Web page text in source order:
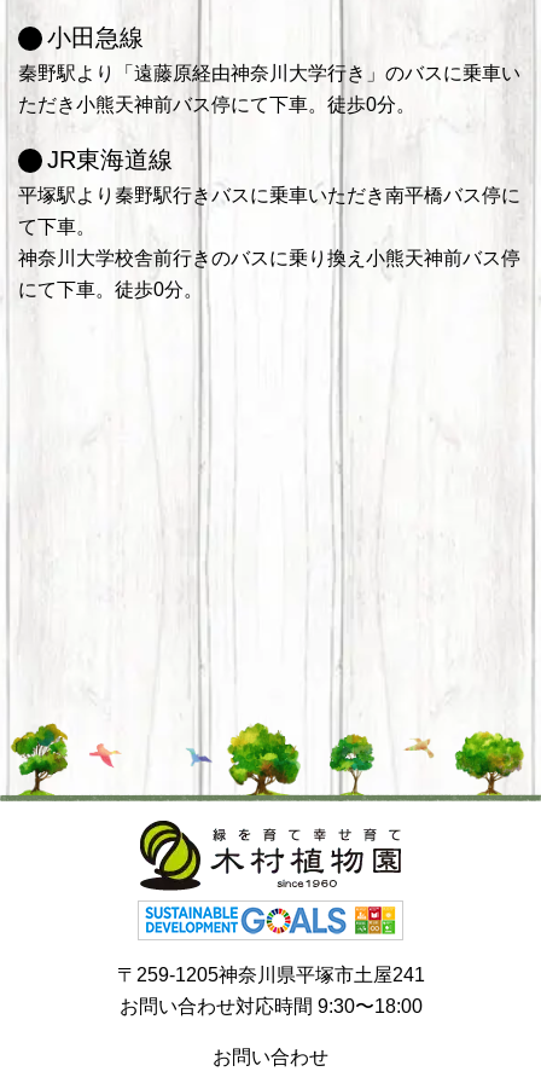
小田急線
秦野駅より「遠藤原経由神奈川大学行き」のバスに乗車い
ただき小熊天神前バス停にて下車。徒歩0分。
JR東海道線
平塚駅より秦野駅行きバスに乗車いただき南平橋バス停に
て下車。
神奈川大学校舎前行きのバスに乗り換え小熊天神前バス停
にて下車。徒歩0分。
〒259-1205神奈川県平塚市土屋241
お問い合わせ対応時間 9:30〜18:00
お問い合わせ